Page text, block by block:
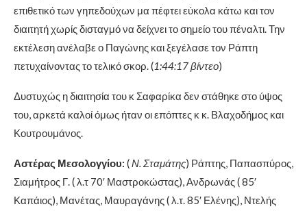
επιθετικό των γηπεδούχων μα πέφτει εύκολα κάτω και τον
διαιτητή χωρίς δισταγμό να δείχνει το σημείο του πέναλτι. Την
εκτέλεση ανέλαβε ο Παγώνης και ξεγέλασε τον Ράπτη
πετυχαίνοντας το τελικό σκορ. (1:44:17 βίντεο)
Δυστυχώς η διαιτησία του κ Σαφαρίκα δεν στάθηκε στο ύψος
του, αρκετά καλοί όμως ήταν οι επόπτες κ κ. Βλαχοδήμος και
Κουτρουμάνος.
Αστέρας Μεσολογγίου: (Ν. Σταμάτης) Ράπτης, Παπασπύρος,
Σιαμήτρος Γ. ( λ.τ 70′ Μαστροκώστας), Ανδρωνάς ( 85′
Καπάιος), Μανέτας, Μαυραγάνης ( λ.τ. 85′ Ελένης), Ντελής